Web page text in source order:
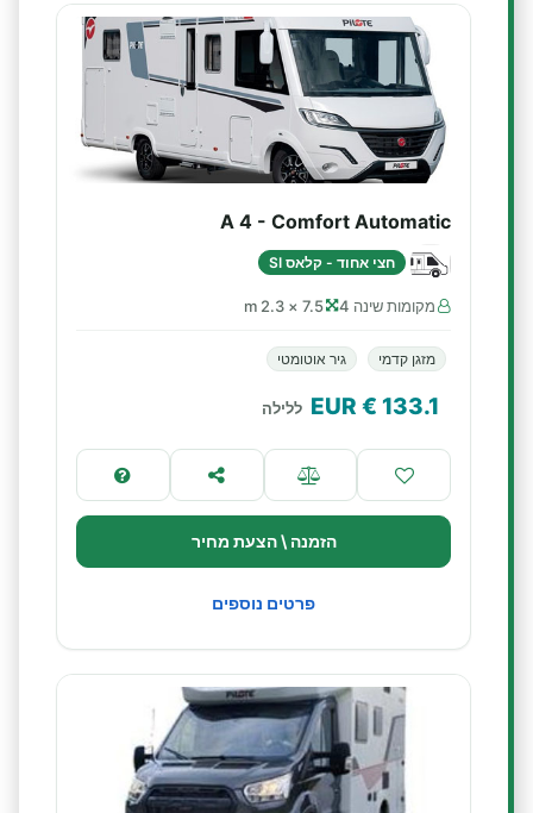
A 4 - Comfort Automatic
חצי אחוד - קלאס SI
מקומות שינה 4 7.5 × 2.3 m
מזגן קדמי גיר אוטומטי
133.1
€ EUR ללילה
הזמנה \ הצעת מחיר
פרטים נוספים